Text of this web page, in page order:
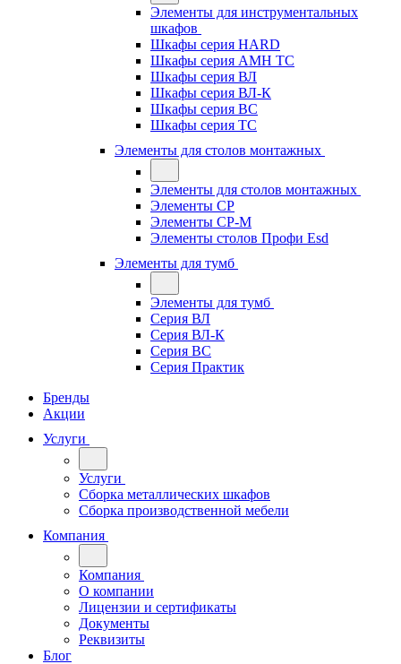
Элементы для инструментальных
шкафов
Шкафы серия HARD
Шкафы серия АМН ТС
Шкафы серия ВЛ
Шкафы серия ВЛ-К
Шкафы серия ВС
Шкафы серия ТС
Элементы для столов монтажных
Элементы для столов монтажных
Элементы СР
Элементы СР-М
Элементы столов Профи Esd
Элементы для тумб
Элементы для тумб
Серия ВЛ
Серия ВЛ-К
Серия ВС
Серия Практик
Бренды
Акции
Услуги
Услуги
Сборка металлических шкафов
Сборка производственной мебели
Компания
Компания
О компании
Лицензии и сертификаты
Документы
Реквизиты
Блог